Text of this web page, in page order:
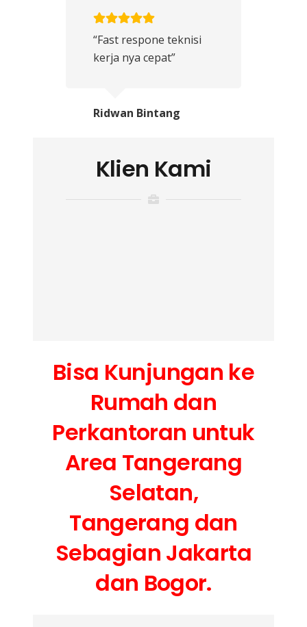
“Fast respone teknisi
kerja nya cepat”
Ridwan Bintang
Klien Kami
Bisa Kunjungan ke
Rumah dan
Perkantoran untuk
Area Tangerang
Selatan,
Tangerang dan
Sebagian Jakarta
dan Bogor.